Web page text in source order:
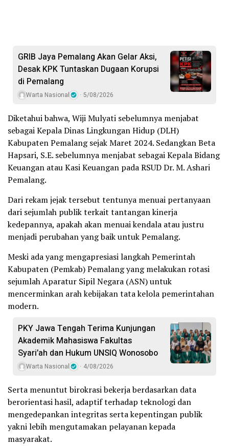
GRIB Jaya Pemalang Akan Gelar Aksi,
Desak KPK Tuntaskan Dugaan Korupsi
di Pemalang
Warta Nasional 5/08/2026
Diketahui bahwa, Wiji Mulyati sebelumnya menjabat
sebagai Kepala Dinas Lingkungan Hidup (DLH)
Kabupaten Pemalang sejak Maret 2024. Sedangkan Beta
Hapsari, S.E. sebelumnya menjabat sebagai Kepala Bidang
Keuangan atau Kasi Keuangan pada RSUD Dr. M. Ashari
Pemalang.
Dari rekam jejak tersebut tentunya menuai pertanyaan
dari sejumlah publik terkait tantangan kinerja
kedepannya, apakah akan menuai kendala atau justru
menjadi perubahan yang baik untuk Pemalang.
Meski ada yang mengapresiasi langkah Pemerintah
Kabupaten (Pemkab) Pemalang yang melakukan rotasi
sejumlah Aparatur Sipil Negara (ASN) untuk
mencerminkan arah kebijakan tata kelola pemerintahan
modern.
PKY Jawa Tengah Terima Kunjungan
Akademik Mahasiswa Fakultas
Syari’ah dan Hukum UNSIQ Wonosobo
Warta Nasional 4/08/2026
Serta menuntut birokrasi bekerja berdasarkan data
berorientasi hasil, adaptif terhadap teknologi dan
mengedepankan integritas serta kepentingan publik
yakni lebih mengutamakan pelayanan kepada
masyarakat.